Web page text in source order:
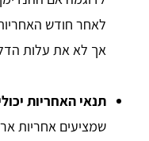
לאחר חודש
אך לא את עלות
תנאי האחריות
שמציעים אחריות